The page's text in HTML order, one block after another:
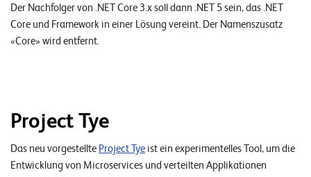
Der Nachfolger von .NET Core 3.x soll dann .NET 5 sein, das .NET
Core und Framework in einer Lösung vereint. Der Namenszusatz
«Core» wird entfernt.
Project Tye
Das neu vorgestellte Project Tye ist ein experimentelles Tool, um die
Entwicklung von Microservices und verteilten Applikationen